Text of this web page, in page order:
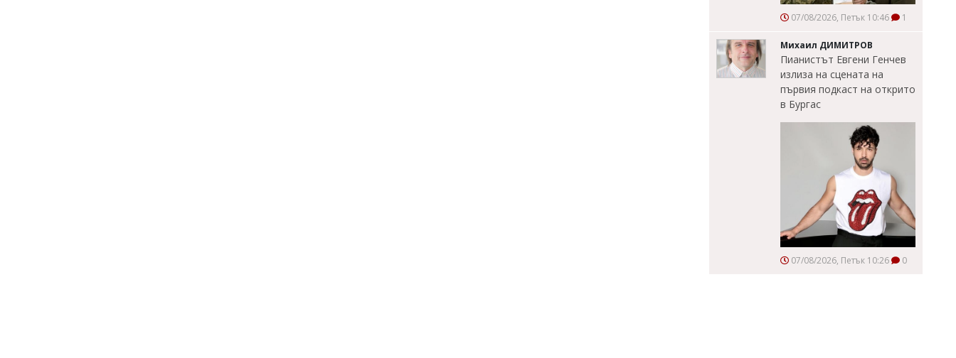
07/08/2026, Петък 10:46 1
Михаил ДИМИТРОВ
Пианистът Евгени Генчев
излиза на сцената на
първия подкаст на открито
в Бургас
07/08/2026, Петък 10:26 0